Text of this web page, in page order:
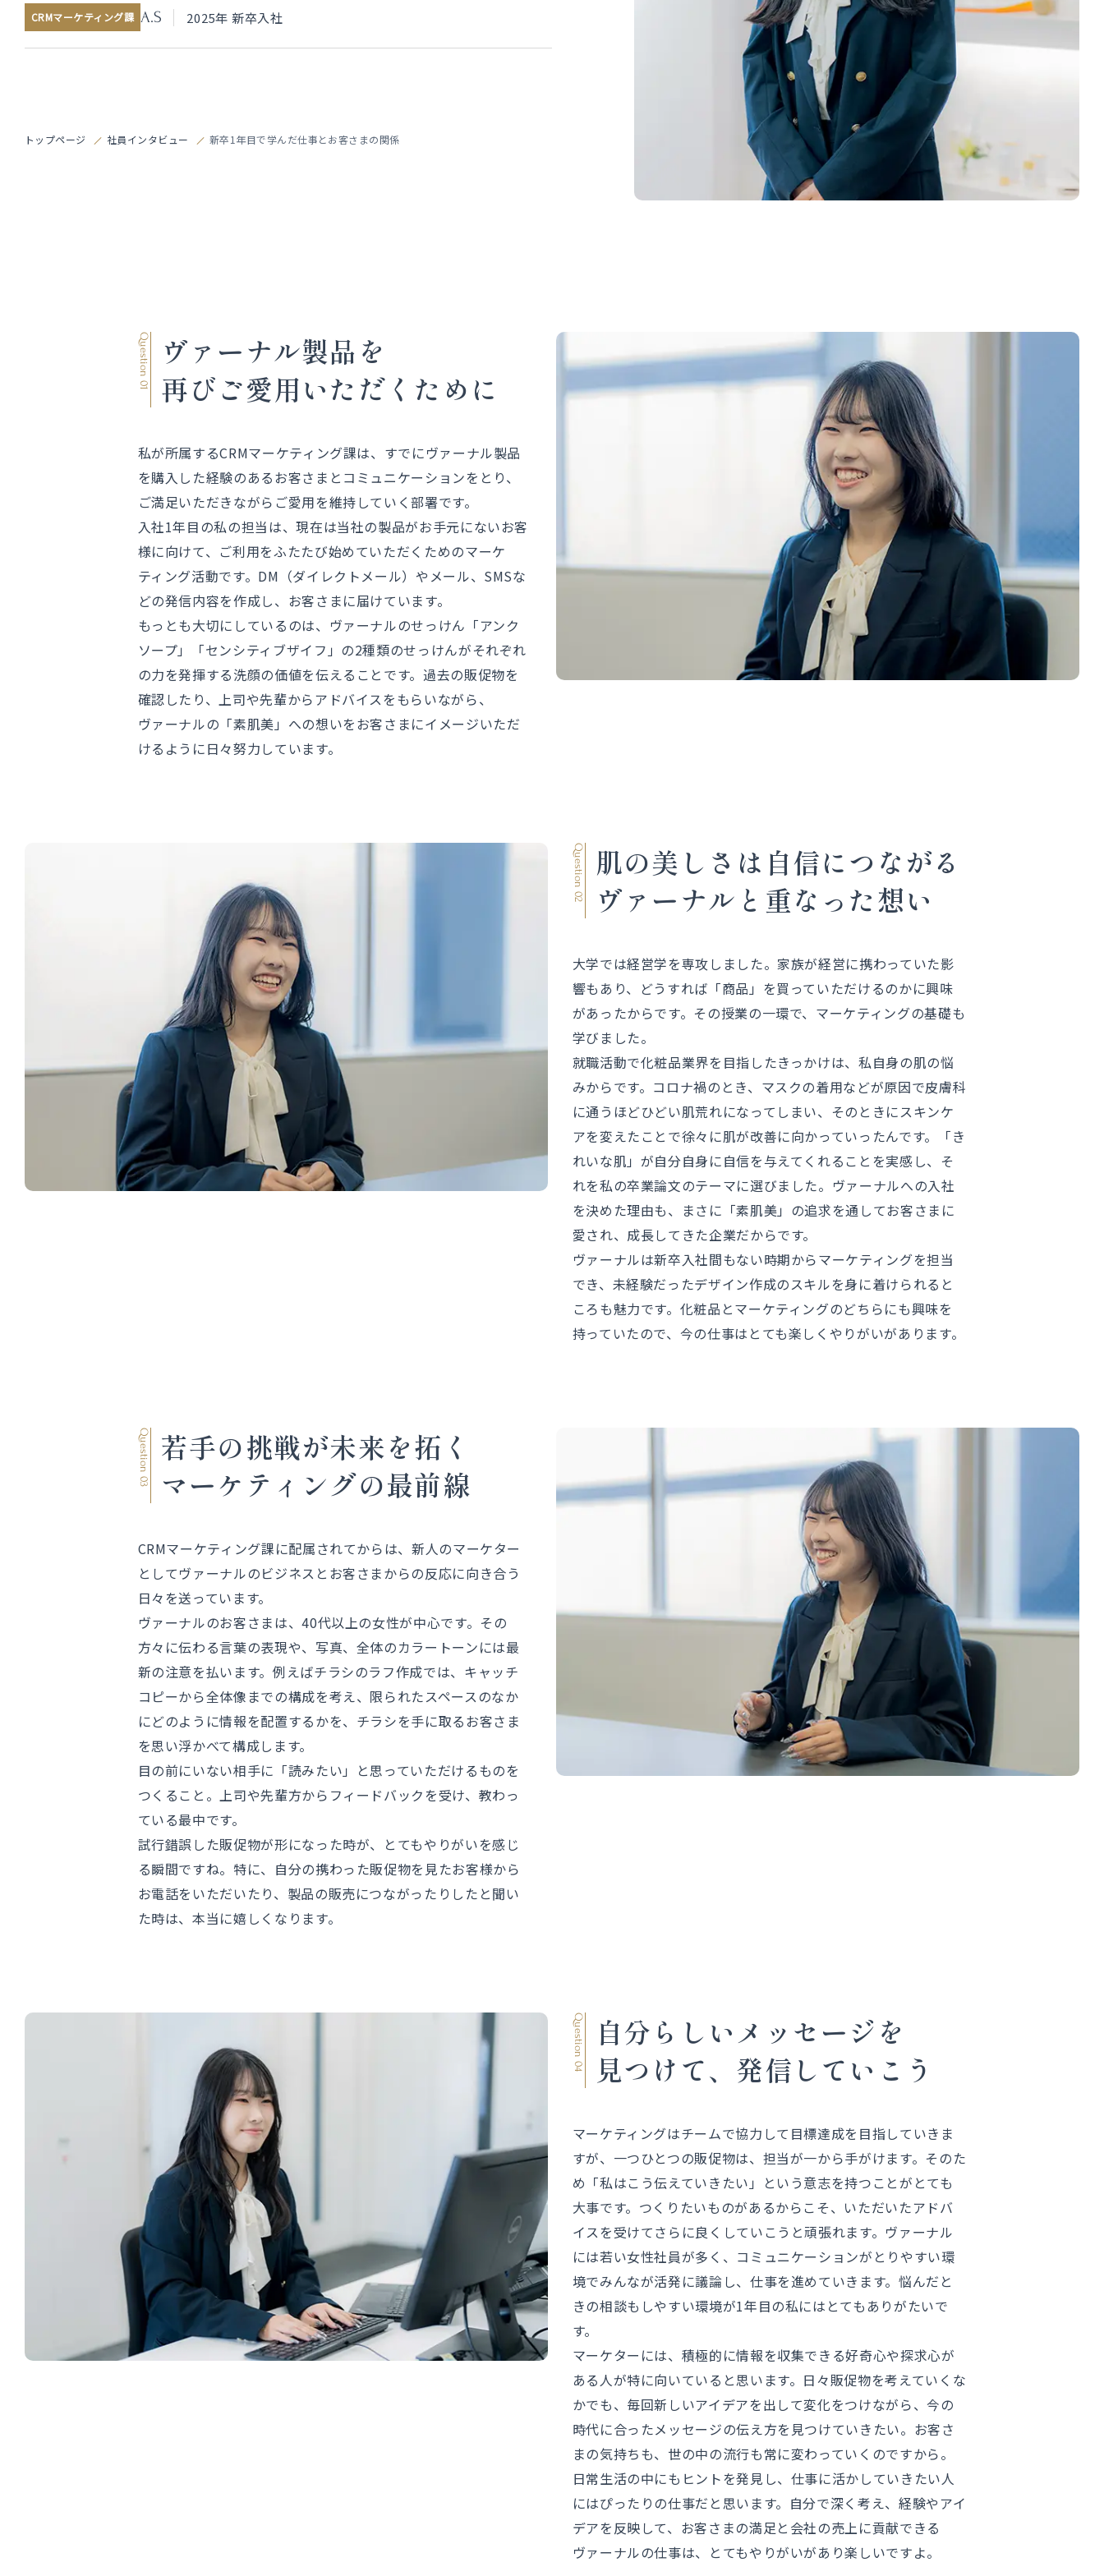
CRMマーケティング課 A.S 2025年 新卒入社
トップページ 社員インタビュー 新卒1年目で学んだ仕事とお客さまの関係
Question 01 ヴァーナル製品を
再びご愛用いただくために
私が所属するCRMマーケティング課は、すでにヴァーナル製品
を購入した経験のあるお客さまとコミュニケーションをとり、
ご満足いただきながらご愛用を維持していく部署です。
入社1年目の私の担当は、現在は当社の製品がお手元にないお客
様に向けて、ご利用をふたたび始めていただくためのマーケ
ティング活動です。DM（ダイレクトメール）やメール、SMSな
どの発信内容を作成し、お客さまに届けています。
もっとも大切にしているのは、ヴァーナルのせっけん「アンク
ソープ」「センシティブザイフ」の2種類のせっけんがそれぞれ
の力を発揮する洗顔の価値を伝えることです。過去の販促物を
確認したり、上司や先輩からアドバイスをもらいながら、
ヴァーナルの「素肌美」への想いをお客さまにイメージいただ
けるように日々努力しています。
Question 02 肌の美しさは自信につながる
ヴァーナルと重なった想い
大学では経営学を専攻しました。家族が経営に携わっていた影
響もあり、どうすれば「商品」を買っていただけるのかに興味
があったからです。その授業の一環で、マーケティングの基礎も
学びました。
就職活動で化粧品業界を目指したきっかけは、私自身の肌の悩
みからです。コロナ禍のとき、マスクの着用などが原因で皮膚科
に通うほどひどい肌荒れになってしまい、そのときにスキンケ
アを変えたことで徐々に肌が改善に向かっていったんです。「き
れいな肌」が自分自身に自信を与えてくれることを実感し、そ
れを私の卒業論文のテーマに選びました。ヴァーナルへの入社
を決めた理由も、まさに「素肌美」の追求を通してお客さまに
愛され、成長してきた企業だからです。
ヴァーナルは新卒入社間もない時期からマーケティングを担当
でき、未経験だったデザイン作成のスキルを身に着けられると
ころも魅力です。化粧品とマーケティングのどちらにも興味を
持っていたので、今の仕事はとても楽しくやりがいがあります。
Question 03 若手の挑戦が未来を拓く
マーケティングの最前線
CRMマーケティング課に配属されてからは、新人のマーケター
としてヴァーナルのビジネスとお客さまからの反応に向き合う
日々を送っています。
ヴァーナルのお客さまは、40代以上の女性が中心です。その
方々に伝わる言葉の表現や、写真、全体のカラートーンには最
新の注意を払います。例えばチラシのラフ作成では、キャッチ
コピーから全体像までの構成を考え、限られたスペースのなか
にどのように情報を配置するかを、チラシを手に取るお客さま
を思い浮かべて構成します。
目の前にいない相手に「読みたい」と思っていただけるものを
つくること。上司や先輩方からフィードバックを受け、教わっ
ている最中です。
試行錯誤した販促物が形になった時が、とてもやりがいを感じ
る瞬間ですね。特に、自分の携わった販促物を見たお客様から
お電話をいただいたり、製品の販売につながったりしたと聞い
た時は、本当に嬉しくなります。
Question 04 自分らしいメッセージを
見つけて、発信していこう
マーケティングはチームで協力して目標達成を目指していきま
すが、一つひとつの販促物は、担当が一から手がけます。そのた
め「私はこう伝えていきたい」という意志を持つことがとても
大事です。つくりたいものがあるからこそ、いただいたアドバ
イスを受けてさらに良くしていこうと頑張れます。ヴァーナル
には若い女性社員が多く、コミュニケーションがとりやすい環
境でみんなが活発に議論し、仕事を進めていきます。悩んだと
きの相談もしやすい環境が1年目の私にはとてもありがたいで
す。
マーケターには、積極的に情報を収集できる好奇心や探求心が
ある人が特に向いていると思います。日々販促物を考えていくな
かでも、毎回新しいアイデアを出して変化をつけながら、今の
時代に合ったメッセージの伝え方を見つけていきたい。お客さ
まの気持ちも、世の中の流行も常に変わっていくのですから。
日常生活の中にもヒントを発見し、仕事に活かしていきたい人
にはぴったりの仕事だと思います。自分で深く考え、経験やアイ
デアを反映して、お客さまの満足と会社の売上に貢献できる
ヴァーナルの仕事は、とてもやりがいがあり楽しいですよ。